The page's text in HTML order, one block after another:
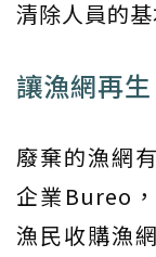
清除人員的
讓漁網再
廢棄的漁網
企業Bureo
漁民收購漁